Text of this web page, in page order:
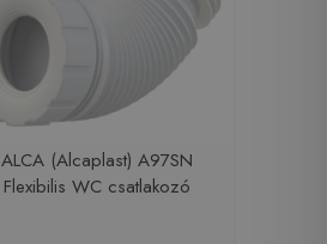
ALCA (Alcaplast) A97SN
Flexibilis WC csatlakozó